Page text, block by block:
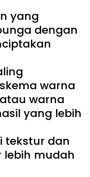
yang
dengan
warna
warna
yang lebih
tekstur dan
lebih mudah